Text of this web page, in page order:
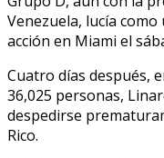
Venezuela, lucía
acción en Miami el
Cuatro días después,
36,025 personas,
despedirse
Rico.